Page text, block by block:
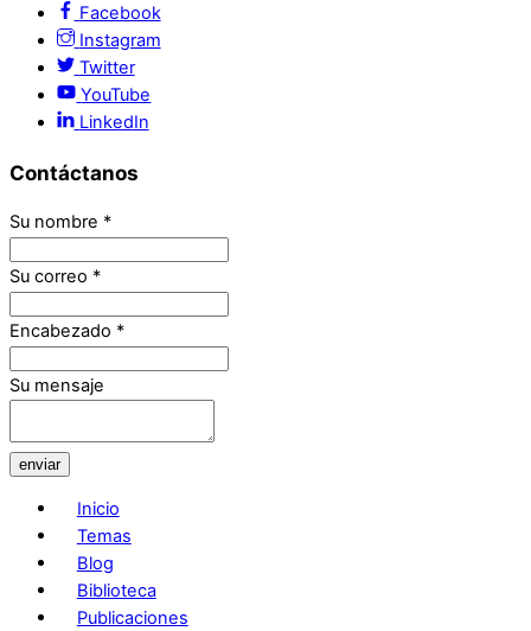
Facebook
Instagram
Twitter
YouTube
LinkedIn
Contáctanos
Su nombre *
Su correo *
Encabezado *
Su mensaje
enviar
Inicio
Temas
Blog
Biblioteca
Publicaciones